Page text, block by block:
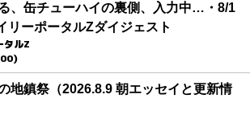
、缶チューハイの裏側、入力中…・8/1
リーポータルZダイジェスト
タルZ
地鎮祭（2026.8.9 朝エッセイと更新情